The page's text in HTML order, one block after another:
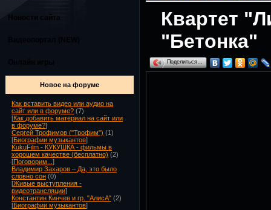
Новости сайта
Новое на форуме
Как вставить видео или аудио на
сайт или в форуме? (7)
[Как добавить материал на сайт или
в форуме?]
Сергей Трофимов ("Трофим") (1)
[Биографии музыкантов]
KukuFilm - КУКУШКА - фильмы в
хорошем качестве (бесплатно) (2)
[Поговорим... ]
Владимир Захаров – Да, это было
словно сон (0)
[Живые выступления -
видеотрансляции]
Константин Кинчев и гр. "АлисА" (2)
[Биографии музыкантов]
Квартет
"Бетонка"
Поделиться…